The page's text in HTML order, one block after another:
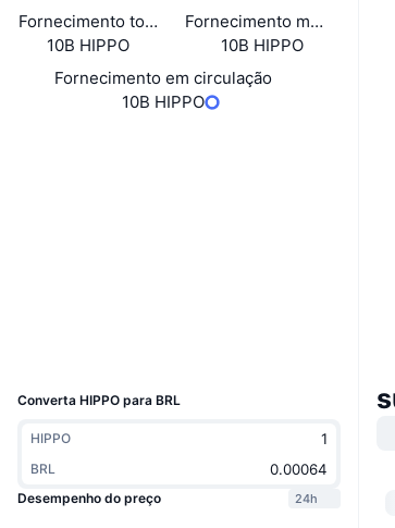
Fornecimento total
10B HIPPO
Fornecimento máximo
10B HIPPO
Fornecimento em circulação
10B HIPPO
Converta HIPPO para BRL
HIPPO
BRL
Desempenho do preço
24h